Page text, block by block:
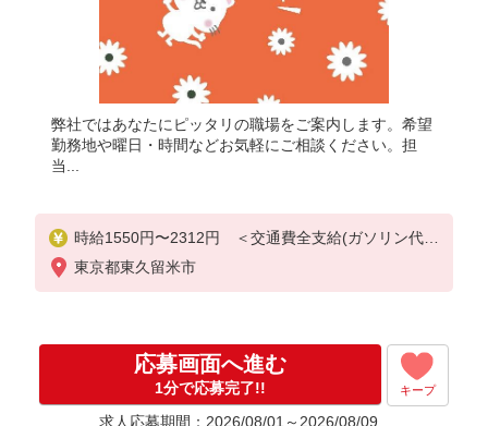
弊社ではあなたにピッタリの職場をご案内します。希望
勤務地や曜日・時間などお気軽にご相談ください。担
当...
時給1550円〜2312円 ＜交通費全支給(ガソリン代含
む)＞
東京都東久留米市
応募画面へ進む
1分で応募完了!! キープ
求人応募期間：2026/08/01～2026/08/09